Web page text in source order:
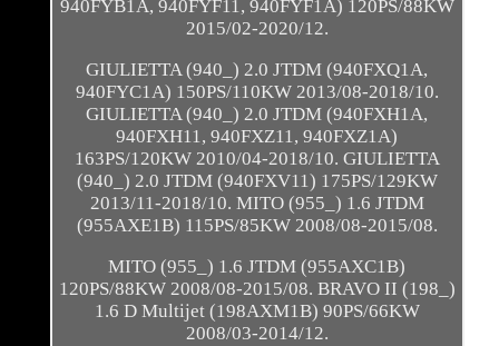
940FYB1A, 940FYF11, 940FYF1A) 120PS/88KW
2015/02-2020/12.
GIULIETTA (940_) 2.0 JTDM (940FXQ1A,
940FYC1A) 150PS/110KW 2013/08-2018/10.
GIULIETTA (940_) 2.0 JTDM (940FXH1A,
940FXH11, 940FXZ11, 940FXZ1A)
163PS/120KW 2010/04-2018/10. GIULIETTA
(940_) 2.0 JTDM (940FXV11) 175PS/129KW
2013/11-2018/10. MITO (955_) 1.6 JTDM
(955AXE1B) 115PS/85KW 2008/08-2015/08.
MITO (955_) 1.6 JTDM (955AXC1B)
120PS/88KW 2008/08-2015/08. BRAVO II (198_)
1.6 D Multijet (198AXM1B) 90PS/66KW
2008/03-2014/12.